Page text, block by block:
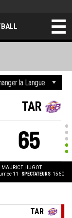
TAR
65
MAURICE HUGOT
11 SPECTATEURS 1560
TAR